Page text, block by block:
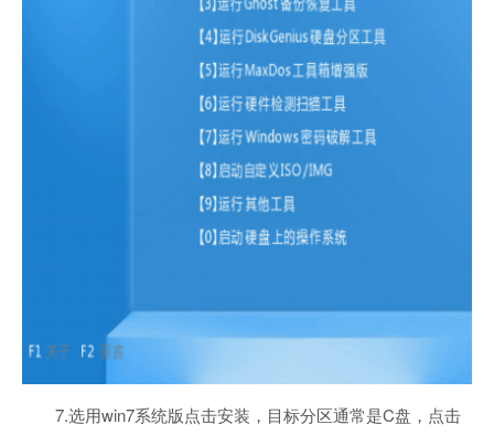
7.选用win7系统版点击安装，目标分区通常是C盘，点击